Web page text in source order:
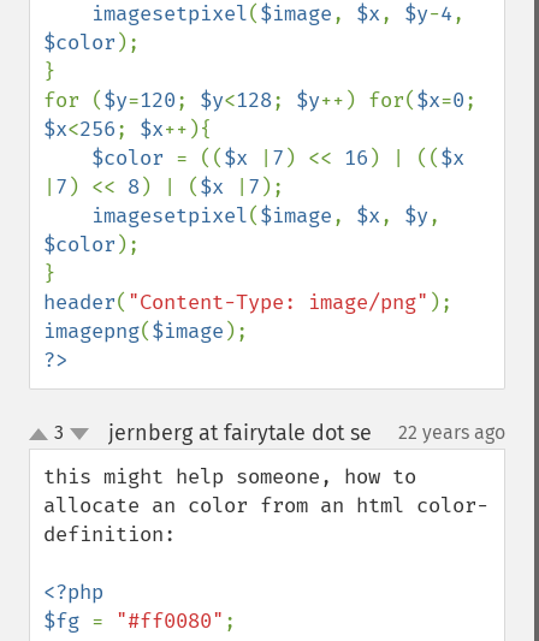
imagesetpixel($image, $x, $y-4
$color );
}
for ($y=120; $y<128; $y++) for($x=0
$x<256; $x++){
$color = (($x 7 ) << 16 ) | ((
7 ) << 8) | ($x 7 );
imagesetpixel($image, $x, $y
$color );
header( "Content-Type: image/png"
imagepng($image
?>
up
down
3 jernberg at fairytale dot se 22 years ago
this might help someone, how to
allocate an color from an html color-
definition:
<?php
$fg = "#ff0080" ;